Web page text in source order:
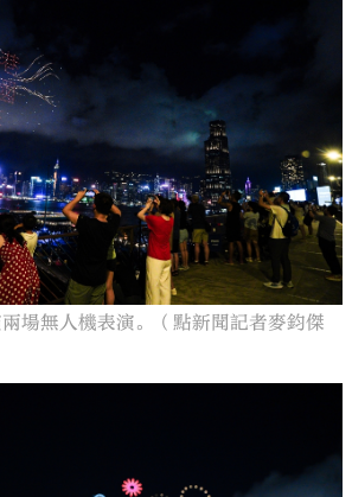
場無人機表演。（點新聞記者麥鈞傑